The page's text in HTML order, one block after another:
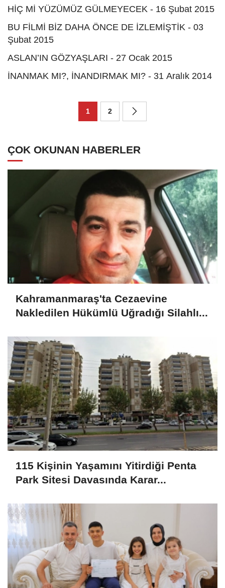
HİÇ Mİ YÜZÜMÜZ GÜLMEYECEK - 16 Şubat 2015
BU FİLMİ BİZ DAHA ÖNCE DE İZLEMİŞTİK - 03
Şubat 2015
ASLAN’IN GÖZYAŞLARI - 27 Ocak 2015
İNANMAK MI?, İNANDIRMAK MI? - 31 Aralık 2014
1 2
ÇOK OKUNAN HABERLER
Kahramanmaraş'ta Cezaevine
Nakledilen Hükümlü Uğradığı Silahlı...
115 Kişinin Yaşamını Yitirdiği Penta
Park Sitesi Davasında Karar...